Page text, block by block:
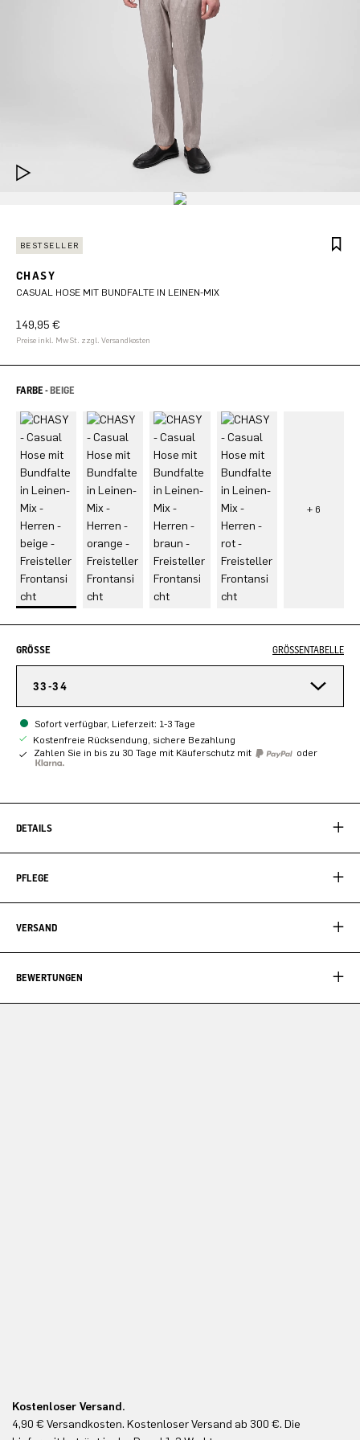
BESTSELLER
CHASY
CASUAL HOSE MIT BUNDFALTE IN LEINEN-MIX
149,95 €
Preise inkl. MwSt. zzgl. Versandkosten
FARBE -BEIGE
GRÖSSE GRÖSSENTABELLE
33-34
Sofort verfügbar, Lieferzeit: 1-3 Tage
Kostenfreie Rücksendung, sichere Bezahlung
Zahlen Sie in bis zu 30 Tage mit Käuferschutz mit
oder
DETAILS
PFLEGE
VERSAND
BEWERTUNGEN
Kostenloser Versand.
4,90 € Versandkosten. Kostenloser Versand ab 300 €. Die